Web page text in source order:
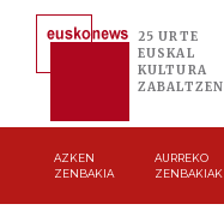
25 URTE
EUSKAL
KULTURA
ZABALTZEN
AZKEN
ZENBAKIA
AURREKO
ZENBAKIAK